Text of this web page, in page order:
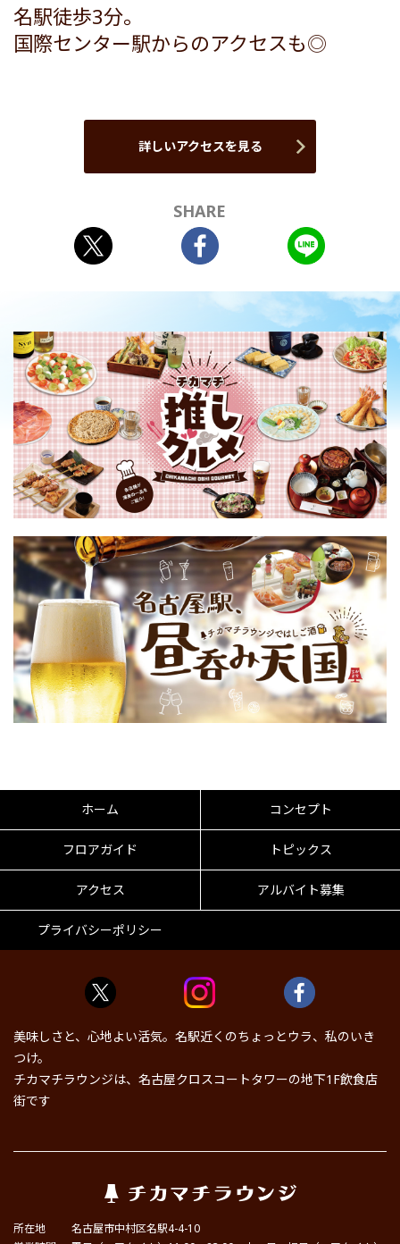
名駅徒歩3分。
国際センター駅からのアクセスも◎
詳しいアクセスを見る
SHARE
ホーム コンセプト
フロアガイド トピックス
アクセス アルバイト募集
プライバシーポリシー
美味しさと、心地よい活気。名駅近くのちょっとウラ、私のいき
つけ。
チカマチラウンジは、名古屋クロスコートタワーの地下1F飲食店
街です
所在地
名古屋市中村区名駅4-4-10